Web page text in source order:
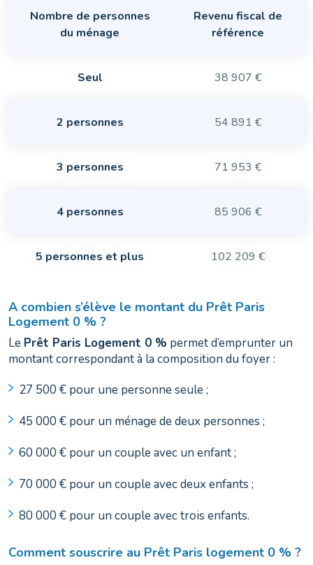
Nombre de personnes
du ménage
Revenu fiscal de
référence
Seul 38 907 €
2 personnes 54 891 €
3 personnes 71 953 €
4 personnes 85 906 €
5 personnes et plus 102 209 €
A combien s’élève le montant du Prêt Paris
Logement 0 % ?
Le Prêt Paris Logement 0 % permet d’emprunter un
montant correspondant à la composition du foyer :
27 500 € pour une personne seule ;
45 000 € pour un ménage de deux personnes ;
60 000 € pour un couple avec un enfant ;
70 000 € pour un couple avec deux enfants ;
80 000 € pour un couple avec trois enfants.
Comment souscrire au Prêt Paris logement 0 % ?